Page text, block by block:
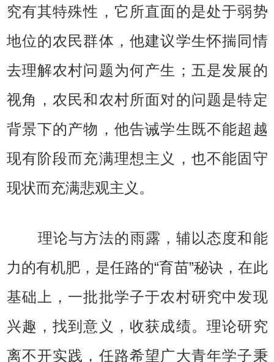
究有其特殊性，它所直面的是处于弱势
地位的农民群体，他建议学生怀揣同情
去理解农村问题为何产生；五是发展的
视角，农民和农村所面对的问题是特定
背景下的产物，他告诫学生既不能超越
现有阶段而充满理想主义，也不能固守
现状而充满悲观主义。
理论与方法的雨露，辅以态度和能
力的有机肥，是任路的“育苗”秘诀，在此
基础上，一批批学子于农村研究中发现
兴趣，找到意义，收获成绩。理论研究
离不开实践，任路希望广大青年学子秉